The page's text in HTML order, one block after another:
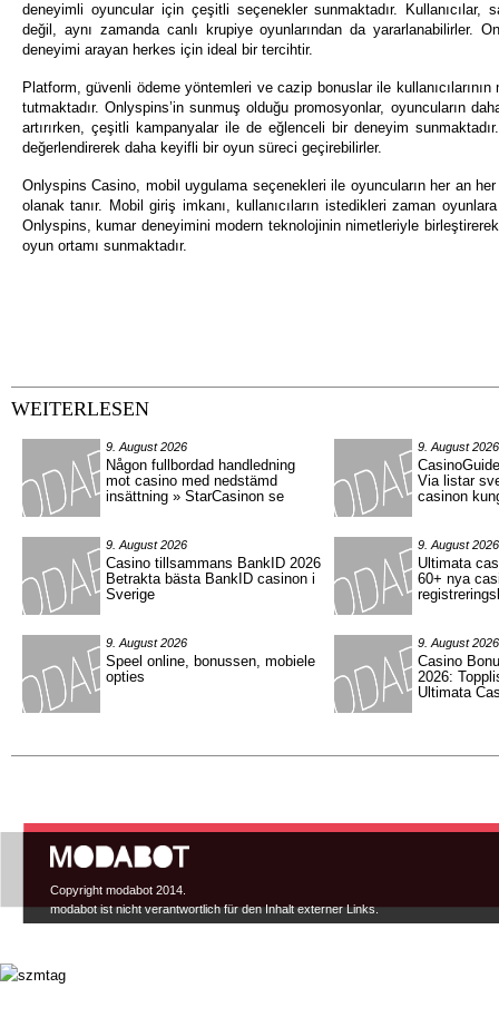
deneyimli oyuncular için çeşitli seçenekler sunmaktadır. Kullanıcılar,
değil, aynı zamanda canlı krupiye oyunlarından da yararlanabilirler.
deneyimi arayan herkes için ideal bir tercihtir.
Platform, güvenli ödeme yöntemleri ve cazip bonuslar ile
tutmaktadır. Onlyspins’in sunmuş olduğu promosyonlar, oyuncuların
artırırken, çeşitli kampanyalar ile de eğlenceli bir deneyim
değerlendirerek daha keyifli bir oyun süreci geçirebilirler.
Onlyspins Casino, mobil uygulama seçenekleri ile oyuncuların her an
olanak tanır. Mobil giriş imkanı, kullanıcıların istedikleri zaman
Onlyspins, kumar deneyimini modern teknolojinin nimetleriyle
oyun ortamı sunmaktadır.
WEITERLESEN
9. August 2026
Någon fullbordad handledning
mot casino med nedstämd
insättning » StarCasinon se
9. August 2026
Via listar
casinon
9. August 2026
Casino tillsammans BankID 2026
Betrakta bästa BankID casinon i
Sverige
9. August 2026
Ultimata
60+ nya
9. August 2026
Speel online, bonussen, mobiele
opties
9. August 2026
Casino
2026:
Ultimata
Hauptmenü
Copyright modabot 2014.
modabot ist nicht verantwortlich für den Inhalt externer Links.